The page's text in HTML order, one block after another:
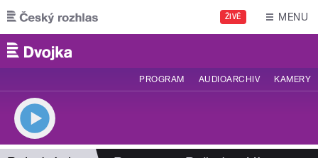
Přejít k hlavnímu obsahu
ŽIVĚ MENU
PROGRAM AUDIOARCHIV KAMERY